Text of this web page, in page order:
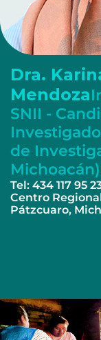
Dra.
Mendoza
SNII -
de
Michoacán)
Tel: 434 117 95
Centro
Pátzcuaro,